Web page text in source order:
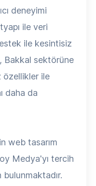
deneyimi
ile veri
ile kesintisiz
Bakkal sektörüne
özellikler ile
daha da
web tasarım
Medya'yı tercih